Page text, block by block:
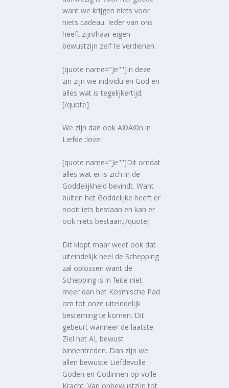
want we krijgen niets voor
niets cadeau. Ieder van ons
heeft zijn/haar eigen
bewustzijn zelf te verdienen.
[quote name="Je""]In deze
zin zijn we individu en God en
alles wat is tegelijkertijd.
[/quote]
We zijn dan ook Ã©Ã©n in
Liefde :love:
[quote name="Je""]Dit omdat
alles wat er is zich in de
Goddelijkheid bevindt. Want
buiten het Goddelijke heeft er
nooit iets bestaan en kan er
ook niets bestaan.[/quote]
Dit klopt maar weet ook dat
uiteindelijk heel de Schepping
zal oplossen want de
Schepping is in feite niet
meer dan het Kosmische Pad
om tot onze uiteindelijk
besteming te komen. Dit
gebeurt wanneer de laatste
Ziel het AL bewust
binnentreden. Dan zijn we
allen bewuste Liefdevolle
Goden en Godinnen op volle
Kracht. Van onbewustzijn tot